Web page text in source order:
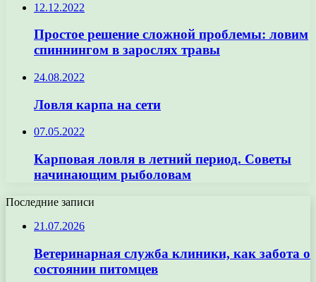
12.12.2022
Простое решение сложной проблемы: ловим
спиннингом в зарослях травы
24.08.2022
Ловля карпа на сети
07.05.2022
Карповая ловля в летний период. Советы
начинающим рыболовам
Последние записи
21.07.2026
Ветеринарная служба клиники, как забота о
состоянии питомцев